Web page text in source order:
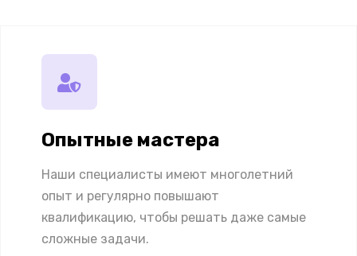
Опытные мастера
Наши специалисты имеют многолетний
опыт и регулярно повышают
квалификацию, чтобы решать даже самые
сложные задачи.